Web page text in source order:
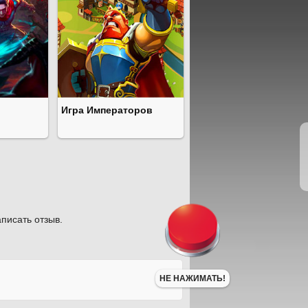
Игра Императоров
отзыв.
НЕ НАЖИМАТЬ!